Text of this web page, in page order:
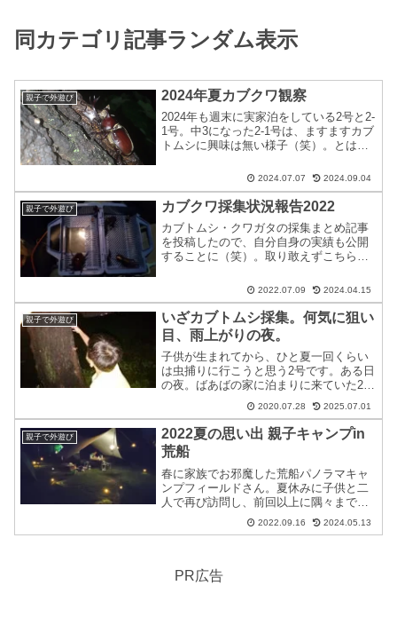
同カテゴリ記事ランダム表示
親子で外遊び 2024年夏カブクワ観察
2024年も週末に実家泊をしている2号と2-
1号。中3になった2-1号は、ますますカブ
トムシに興味は無い様子（笑）。とは言
カブトムシ採集＆観察。ブログ記事とし
ても季節物の定番となっているので今年
も取り上...
2024.07.07 2024.09.04
親子で外遊び カブクワ採集状況報告2022
カブトムシ・クワガタの採集まとめ記事
を投稿したので、自分自身の実績も公開
することに（笑）。取り敢えずこちらの
た。・・・一回だけかもしれませんが。
そしてカブクワ採集方法等の紹介をして
いる下記記事もよろしくお...
2022.07.09 2024.04.15
親子で外遊び
いざカブトムシ採集。何気に狙い
目、雨上がりの夜。
子供が生まれてから、ひと夏一回くらい
は虫捕りに行こうと思う2号です。ある日
の夜。ばあばの家に泊まりに来ていた2号
と2-1号。連日降り続いた雨も夕方から止
んでいる為、ふと思い出したかのように
2-1号をお誘いします。「カブトムシ捕り
にいこーぜー...
2020.07.28 2025.07.01
親子で外遊び
2022夏の思い出 親子キャンプin
荒船
春に家族でお邪魔した荒船パノラマキャ
ンプフィールドさん。夏休みに子供と二
人で再び訪問し、前回以上に隅々まで満
喫してきた様子をお届けします！曇りか
ら雨、そして青空と夜景。期せずして、
2022.09.16 2024.05.13
PR広告